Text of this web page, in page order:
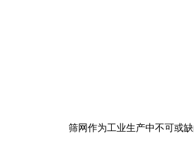
筛网作为工业生产中不可或